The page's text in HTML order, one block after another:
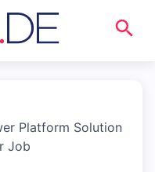
Platform Solution
Job